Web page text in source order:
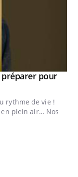
préparer pour
rythme de vie !
en plein air… Nos